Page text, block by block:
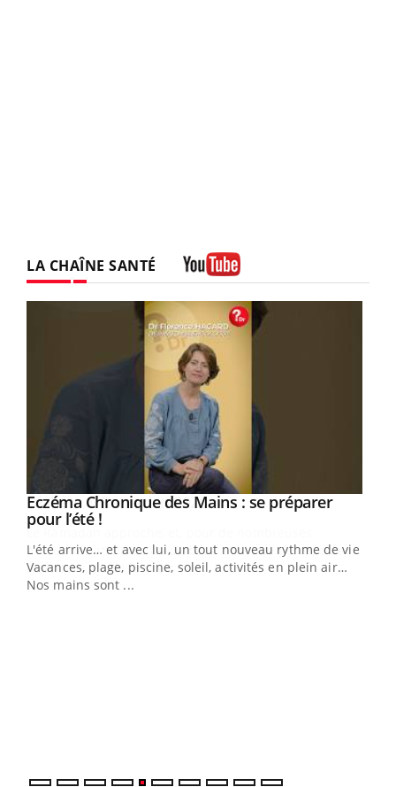
LA CHAÎNE SANTÉ
Youtube
Eczéma Chronique des Mains : se préparer
pour l’été !Youtube
L'été arrive… et avec lui, un tout nouveau rythme de vie !
Vacances, plage, piscine, soleil, activités en plein air…
Nos mains sont ...
Youtube
Diabète & Ramadan 2026Youtube
Le Ramadan approche, et, pour de nombreuses
personnes atteintes de diabète, c'est une période de
questions, de défis, mais ...